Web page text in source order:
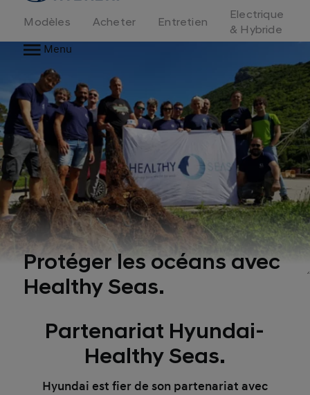
d'accueil
Modèles Acheter Entretien
Electrique
& Hybride
Menu
Protéger les océans avec
Healthy Seas.
Partenariat Hyundai-
Healthy Seas.
Hyundai est fier de son partenariat avec